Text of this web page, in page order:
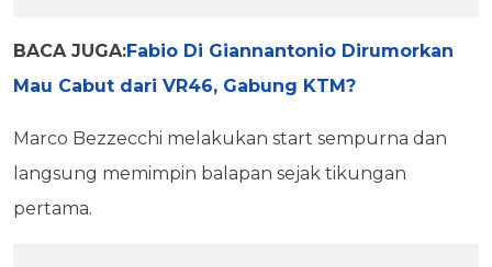
BACA JUGA:Fabio Di Giannantonio Dirumorkan
Mau Cabut dari VR46, Gabung KTM?
Marco Bezzecchi melakukan start sempurna dan
langsung memimpin balapan sejak tikungan
pertama.